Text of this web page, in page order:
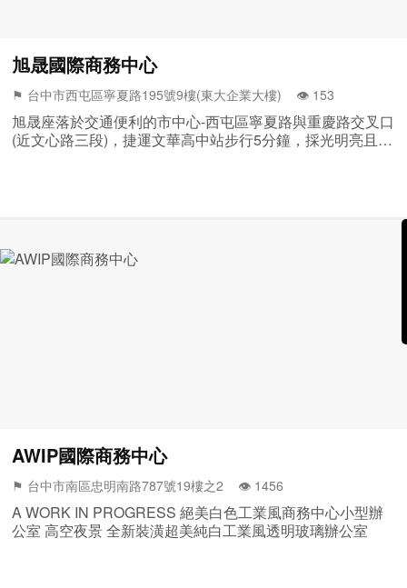
旭晟國際商務中心
⚑ 台中市西屯區寧夏路195號9樓(東大企業大樓) 👁️‍ 153
旭晟座落於交通便利的市中心-西屯區寧夏路與重慶路交叉口
(近文心路三段)，捷運文華高中站步行5分鐘，採光明亮且環
AWIP國際商務中心
⚑ 台中市南區忠明南路787號19樓之2 👁️‍ 1456
A WORK IN PROGRESS 絕美白色工業風商務中心小型辦
公室 高空夜景 全新裝潢超美純白工業風透明玻璃辦公室